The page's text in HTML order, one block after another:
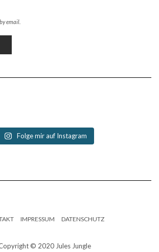
email.
Folge mir auf Instagram
IMPRESSUM DATENSCHUTZ
© 2020 Jules Jungle